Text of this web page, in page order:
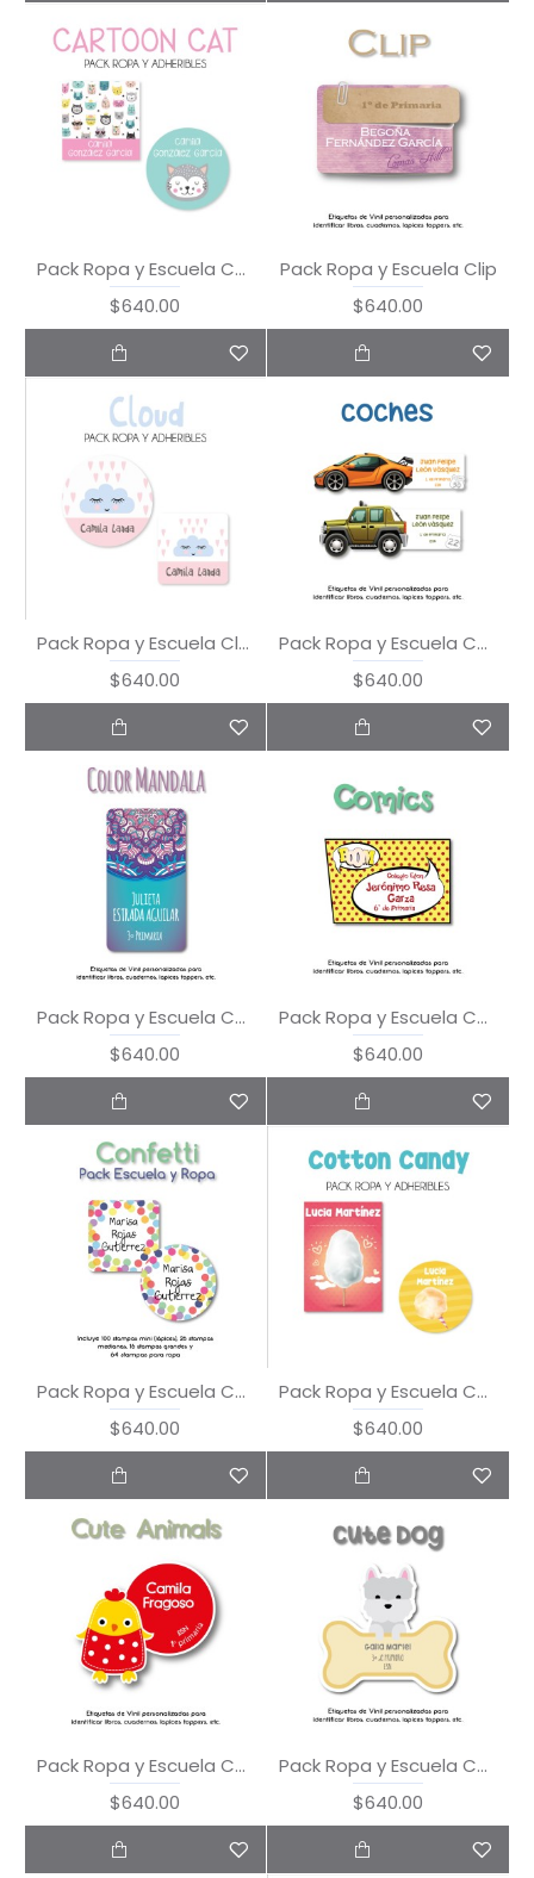
Pack Ropa y Escuela Cartoon Cat
$640.00
Pack Ropa y Escuela Clip
$640.00
Pack Ropa y Escuela Cloud
$640.00
Pack Ropa y Escuela Coches
$640.00
Pack Ropa y Escuela Color Mandala
$640.00
Pack Ropa y Escuela Comics
$640.00
Pack Ropa y Escuela Confetti
$640.00
Pack Ropa y Escuela Cotton Candy
$640.00
Pack Ropa y Escuela Cute Animals
$640.00
Pack Ropa y Escuela Cute Dog
$640.00